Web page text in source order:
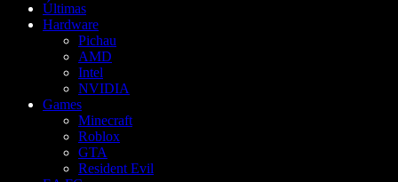
Últimas
Hardware
Pichau
AMD
Intel
NVIDIA
Games
Minecraft
Roblox
GTA
Resident Evil